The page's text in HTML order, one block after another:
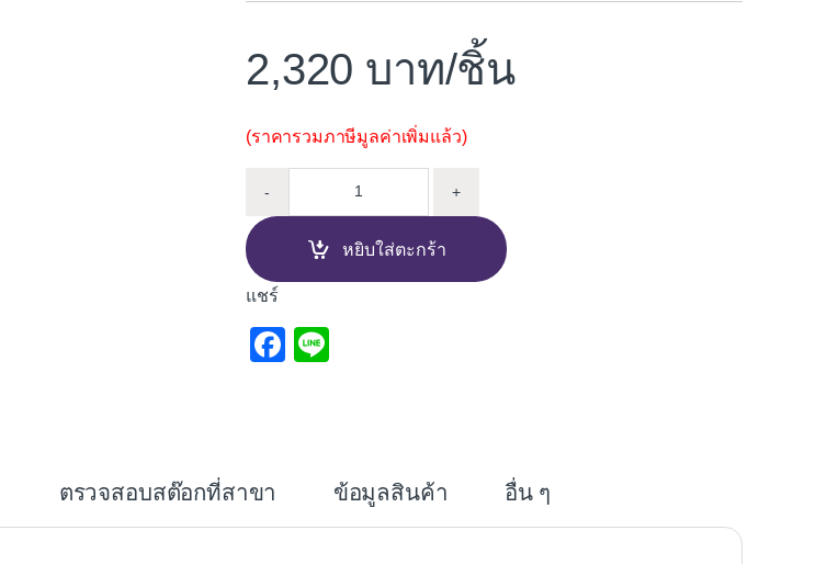
2,320 /ชิ้น
(ราคารวมภาษีมูลค่าเพิ่มแล้ว)
- +
หยิบใส่ตะกร้า
แชร์
F
o
ตรวจสอบสต๊อกที่สาขา ข้อมูลสินค้า อื่น ๆ